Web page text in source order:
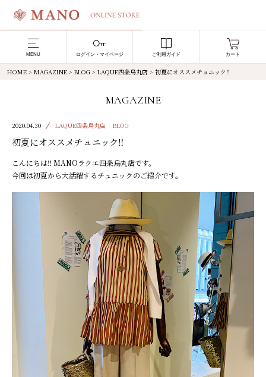
MENU ログイン・マイページ ご利用ガイド カート
HOME > MAGAZINE > BLOG > LAQUE四条烏丸店 > 初夏にオススメチュニック‼︎
MAGAZINE
2020.04.30 LAQUE四条烏丸店 BLOG
初夏にオススメチュニック‼︎
こんにちは‼︎ MANOラクエ四条烏丸店です。
今回は初夏から大活躍するチュニックのご紹介です。